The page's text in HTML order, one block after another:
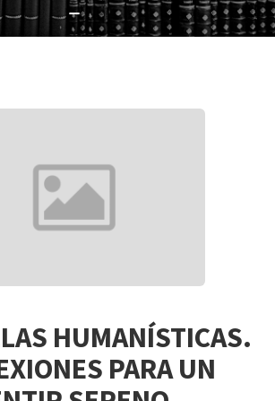
HUMANÍSTICAS.
PARA UN